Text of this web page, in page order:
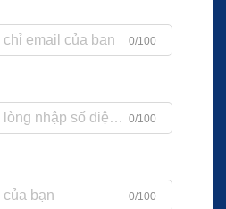
0/100
0/100
0/100